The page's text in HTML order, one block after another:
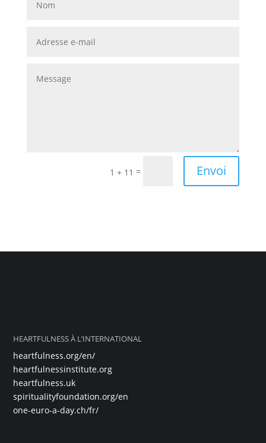
1 + 11 = Envoi
HEARTFULNESS À L’INTERNATIONAL
heartfulness.org/en/
heartfulnessinstitute.org
heartfulness.uk
spiritualityfoundation.org/en
one-euro-a-day.ch/fr/